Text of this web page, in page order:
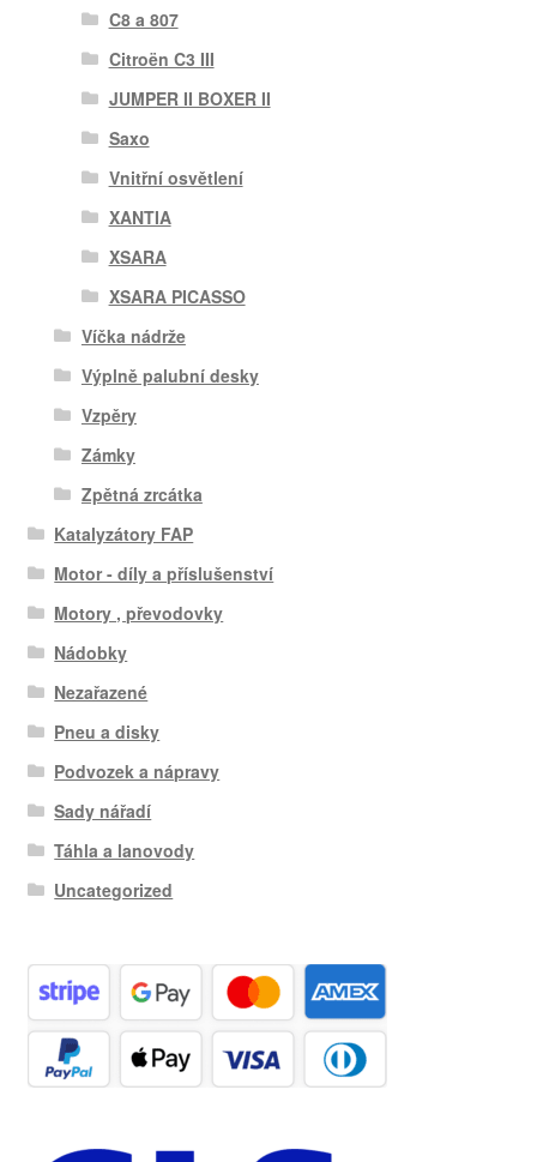
C8 a 807
Citroën C3 III
JUMPER II BOXER II
Saxo
Vnitřní osvětlení
XANTIA
XSARA
XSARA PICASSO
Víčka nádrže
Výplně palubní desky
Vzpěry
Zámky
Zpětná zrcátka
Katalyzátory FAP
Motor - díly a příslušenství
Motory , převodovky
Nádobky
Nezařazené
Pneu a disky
Podvozek a nápravy
Sady nářadí
Táhla a lanovody
Uncategorized